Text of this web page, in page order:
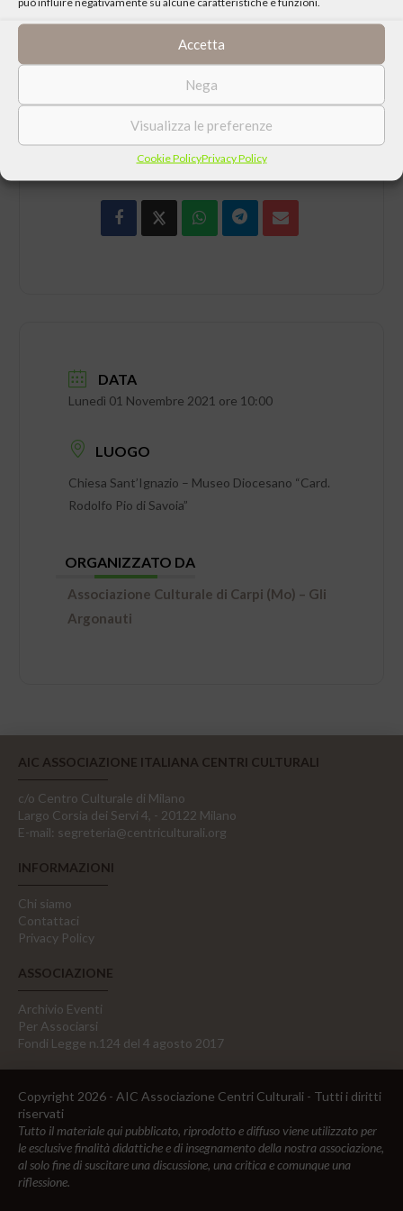
Accetta
Nega
Visualizza le preferenze
Cookie PolicyPrivacy Policy
Visita il sito dellaDiocesi di Carpi
CONDIVIDI QUESTO EVENTO
DATA
Lunedì 01 Novembre 2021 ore 10:00
LUOGO
Chiesa Sant’Ignazio – Museo Diocesano “Card.
Rodolfo Pio di Savoia”
ORGANIZZATO DA
Associazione Culturale di Carpi (Mo) – Gli
Argonauti
AIC ASSOCIAZIONE ITALIANA CENTRI CULTURALI
c/o Centro Culturale di Milano
Largo Corsia dei Servi 4, - 20122 Milano
E-mail: segreteria@centriculturali.org
INFORMAZIONI
Chi siamo
Contattaci
Privacy Policy
ASSOCIAZIONE
Archivio Eventi
Per Associarsi
Fondi Legge n.124 del 4 agosto 2017
Copyright 2026 - AIC Associazione Centri Culturali - Tutti i diritti
riservati
Tutto il materiale qui pubblicato, riprodotto e diffuso viene utilizzato per
le esclusive finalità didattiche e di insegnamento della nostra associazione,
al solo fine di suscitare una discussione, una critica e comunque una
riflessione.